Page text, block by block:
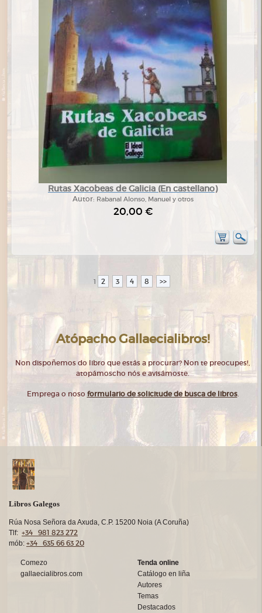
Rutas Xacobeas de Galicia (En castellano)
Autor: Rabanal Alonso, Manuel y otros
20,00 €
1 2 3 4 8 >>
Atópacho Gallaecialibros!
Non dispoñemos do libro que estás a procurar? Non te preocupes!,
atopámoscho nós e avisámoste.
Emprega o noso formulario de solicitude de busca de libros.
Libros Galegos
Rúa Nosa Señora da Axuda, C.P. 15200 Noia (A Coruña)
Tlf: +34 981 823 272
mób: +34 635 66 63 20
Comezo
gallaecialibros.com
Tenda online
Catálogo en liña
Autores
Temas
Destacados